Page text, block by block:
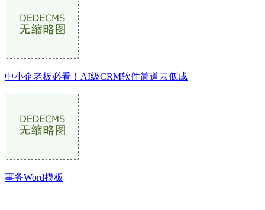
中小企老板必看！AI级CRM软件简道云低成
事务Word模板